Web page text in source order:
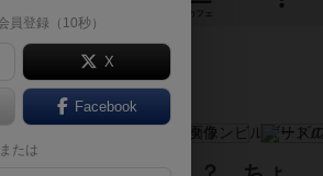
カフェ
員登録（10秒）
X
Facebook
または